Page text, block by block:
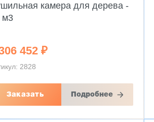
камера для дерева -
м3
452 ₽
2828
Заказать Подробнее